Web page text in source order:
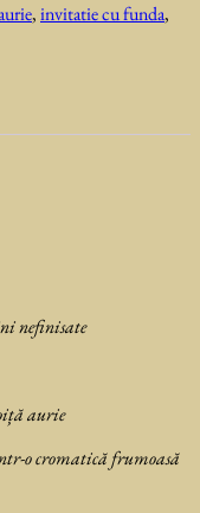
,invitatie cu funda,
nefinisate
aurie
o cromatică frumoasă